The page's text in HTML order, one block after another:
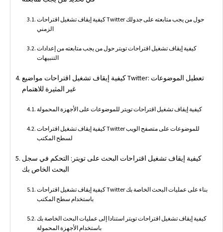
كيفية إيقاف تشغيل اقتراحات Twitter حول من يجب متابعته على جدولك
الزمني
كيفية إيقاف تشغيل اقتراحات تويتر حول من يجب متابعته من إعدادات
التنبيهات
كيفية إيقاف تشغيل اقتراحات مواضيع Twitter: تعطيل الموضوعات
غير المثيرة للاهتمام
كيفية إيقاف تشغيل اقتراحات تويتر للموضوعات على الأجهزة المحمولة
كيفية إيقاف تشغيل اقتراحات Twitter للموضوعات على متصفح الويب
لسطح المكتب
كيفية إيقاف تشغيل اقتراحات البحث على تويتر: التحكم في سجل
البحث الخاص بك
كيفية إيقاف تشغيل اقتراحات Twitter بناء على عمليات البحث الخاصة بك
باستخدام سطح المكتب
كيفية إيقاف تشغيل اقتراحات تويتر استنادا إلى عمليات البحث الخاصة بك
باستخدام الأجهزة المحمولة